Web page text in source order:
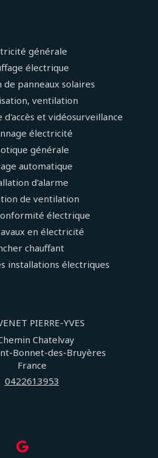
générale
électrique
panneaux solaires
ventilation
et vidéosurveillance
électricité
générale
automatique
d'alarme
de ventilation
électrique
en électricité
chauffant
installations électriques
PIERRE-YVES
Chatelvay
Bonnet-des-Bruyères
France
0422613953